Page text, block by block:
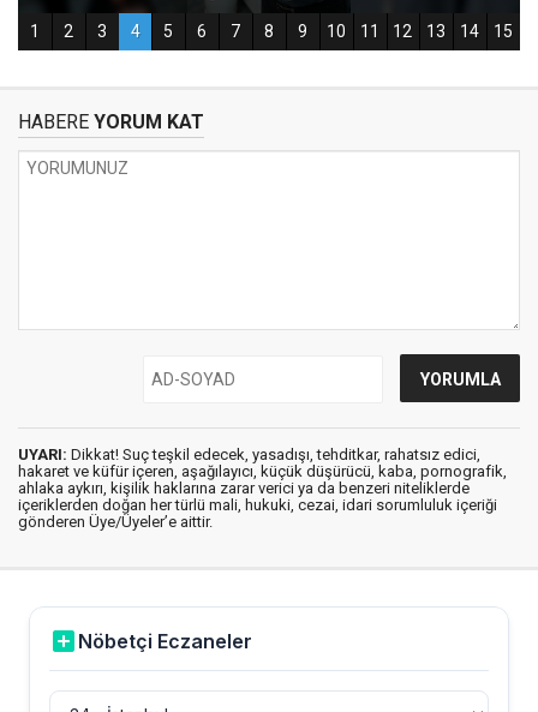
HABERE YORUM KAT
UYARI: Dikkat! Suç teşkil edecek, yasadışı, tehditkar, rahatsız edici,
hakaret ve küfür içeren, aşağılayıcı, küçük düşürücü, kaba, pornografik,
ahlaka aykırı, kişilik haklarına zarar verici ya da benzeri niteliklerde
içeriklerden doğan her türlü mali, hukuki, cezai, idari sorumluluk içeriği
gönderen Üye/Üyeler’e aittir.